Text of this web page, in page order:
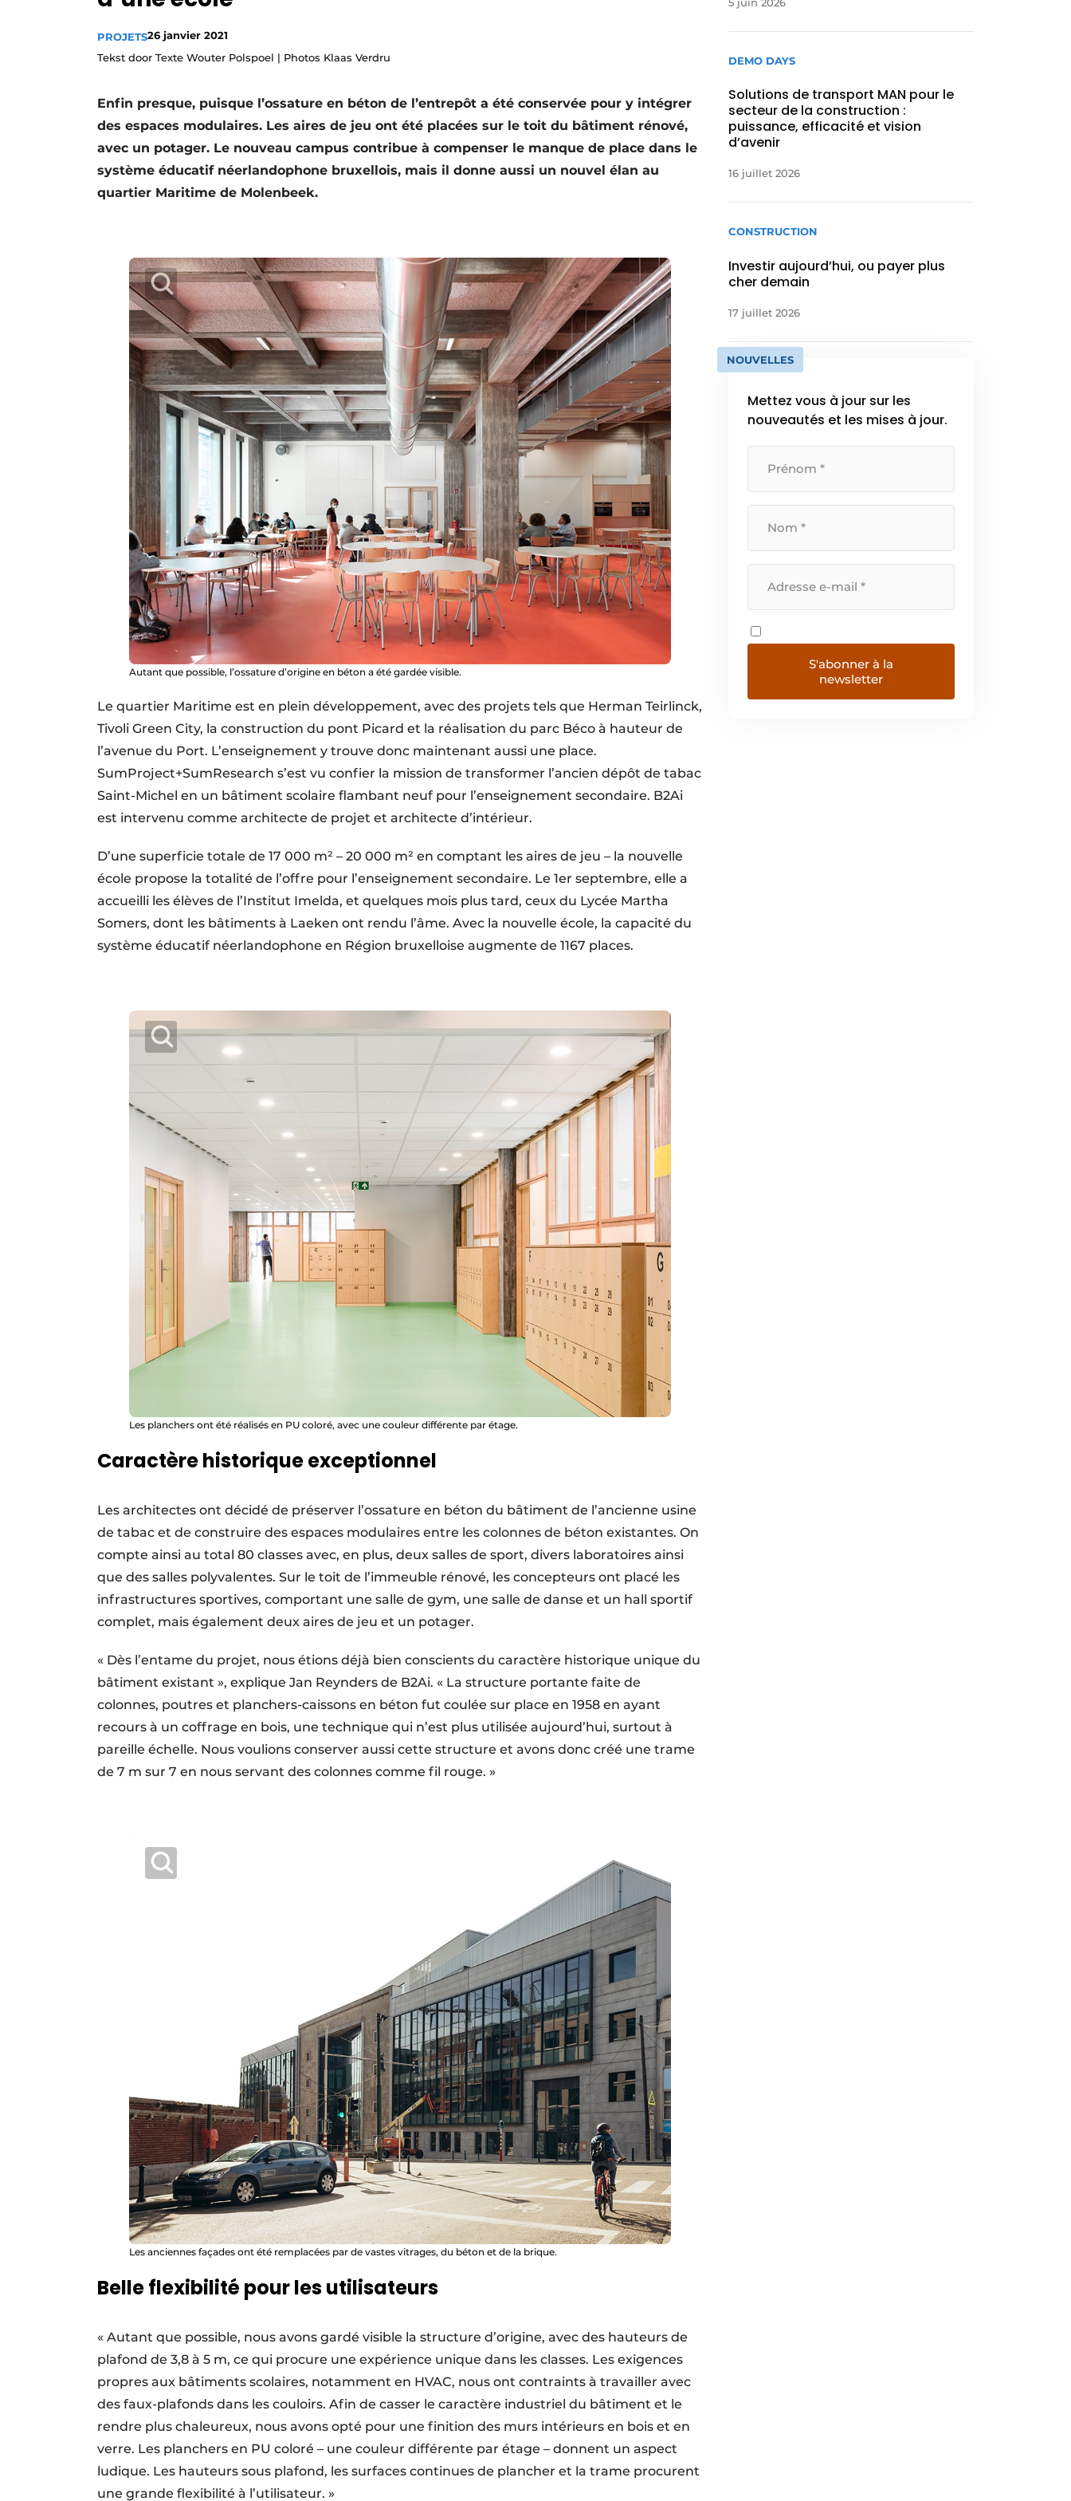
Video’s
PROJETS26 janvier 2021
Tekst door Texte Wouter Polspoel | Photos Klaas Verdru
Enfin presque, puisque l’ossature en béton de l’entrepôt a été conservée pour y intégrer
des espaces modulaires. Les aires de jeu ont été placées sur le toit du bâtiment rénové,
avec un potager. Le nouveau campus contribue à compenser le manque de place dans le
système éducatif néerlandophone bruxellois, mais il donne aussi un nouvel élan au
quartier Maritime de Molenbeek.
Autant que possible, l’ossature d’origine en béton a été gardée visible.
Le quartier Maritime est en plein développement, avec des projets tels que Herman Teirlinck,
Tivoli Green City, la construction du pont Picard et la réalisation du parc Béco à hauteur de
l’avenue du Port. L’enseignement y trouve donc maintenant aussi une place.
SumProject+SumResearch s’est vu confier la mission de transformer l’ancien dépôt de tabac
Saint-Michel en un bâtiment scolaire flambant neuf pour l’enseignement secondaire. B2Ai
est intervenu comme architecte de projet et architecte d’intérieur.
D’une superficie totale de 17 000 m² – 20 000 m² en comptant les aires de jeu – la nouvelle
école propose la totalité de l’offre pour l’enseignement secondaire. Le 1er septembre, elle a
accueilli les élèves de l’Institut Imelda, et quelques mois plus tard, ceux du Lycée Martha
Somers, dont les bâtiments à Laeken ont rendu l’âme. Avec la nouvelle école, la capacité du
système éducatif néerlandophone en Région bruxelloise augmente de 1167 places.
Les planchers ont été réalisés en PU coloré, avec une couleur différente par étage.
Caractère historique exceptionnel
Les architectes ont décidé de préserver l’ossature en béton du bâtiment de l’ancienne usine
de tabac et de construire des espaces modulaires entre les colonnes de béton existantes. On
compte ainsi au total 80 classes avec, en plus, deux salles de sport, divers laboratoires ainsi
que des salles polyvalentes. Sur le toit de l’immeuble rénové, les concepteurs ont placé les
infrastructures sportives, comportant une salle de gym, une salle de danse et un hall sportif
complet, mais également deux aires de jeu et un potager.
« Dès l’entame du projet, nous étions déjà bien conscients du caractère historique unique du
bâtiment existant », explique Jan Reynders de B2Ai. « La structure portante faite de
colonnes, poutres et planchers-caissons en béton fut coulée sur place en 1958 en ayant
recours à un coffrage en bois, une technique qui n’est plus utilisée aujourd’hui, surtout à
pareille échelle. Nous voulions conserver aussi cette structure et avons donc créé une trame
de 7 m sur 7 en nous servant des colonnes comme fil rouge. »
Les anciennes façades ont été remplacées par de vastes vitrages, du béton et de la brique.
Belle flexibilité pour les utilisateurs
« Autant que possible, nous avons gardé visible la structure d’origine, avec des hauteurs de
plafond de 3,8 à 5 m, ce qui procure une expérience unique dans les classes. Les exigences
propres aux bâtiments scolaires, notamment en HVAC, nous ont contraints à travailler avec
des faux-plafonds dans les couloirs. Afin de casser le caractère industriel du bâtiment et le
rendre plus chaleureux, nous avons opté pour une finition des murs intérieurs en bois et en
verre. Les planchers en PU coloré – une couleur différente par étage – donnent un aspect
ludique. Les hauteurs sous plafond, les surfaces continues de plancher et la trame procurent
une grande flexibilité à l’utilisateur. »
DEMO DAYS
Solutions de transport MAN pour le
secteur de la construction :
puissance, efficacité et vision
d’avenir
16 juillet 2026
CONSTRUCTION
Investir aujourd’hui, ou payer plus
cher demain
17 juillet 2026
NOUVELLES
Mettez vous à jour sur les
nouveautés et les mises à jour.
S'abonner à la
newsletter